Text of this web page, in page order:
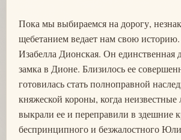
Пока мы выбираемся на дорогу,
щебетанием ведает нам свою историю.
Изабелла Дионская. Он единственная
замка в Дионе. Близилось ее
готовилась стать полноправной
княжеской короны, когда
выкрали ее и переправили в здешние
беспринципного и безжалостного